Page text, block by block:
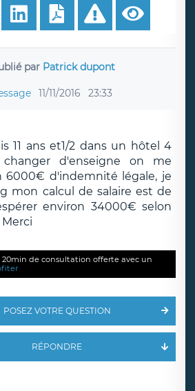
par Patrick dupont
11/11/2016 23:33
11 ans et1/2 dans un hôtel 4
d'enseigne on me
6000€ d'indemnité légale, je
mon calcul de salaire est de
environ 34000€ selon
20min de consultation offerte avec un
POSEZ VOTRE QUESTION
RÉPONDRE